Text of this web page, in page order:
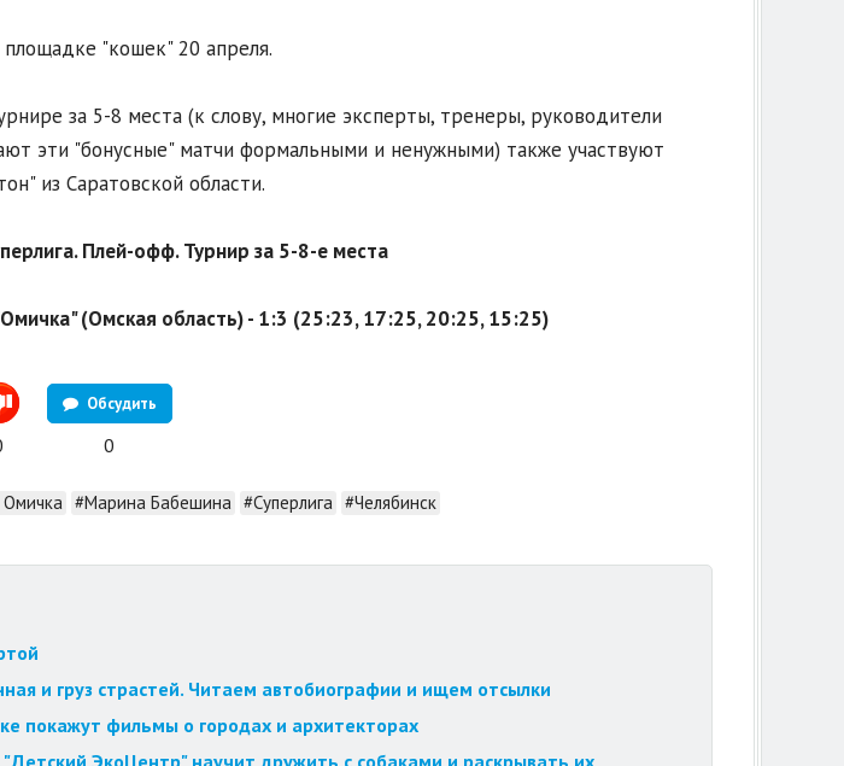
"кошек" 20 апреля.
за 5-8 места (к слову, многие эксперты, тренеры, руководители
эти "бонусные" матчи формальными и ненужными) также участвуют
из Саратовской области.
Плей-офф. Турнир за 5-8-е места
(Омская область) - 1:3 (25:23, 17:25, 20:25, 15:25)
Обсудить
0
#Марина Бабешина #Суперлига #Челябинск
и груз страстей. Читаем автобиографии и ищем отсылки
покажут фильмы о городах и архитекторах